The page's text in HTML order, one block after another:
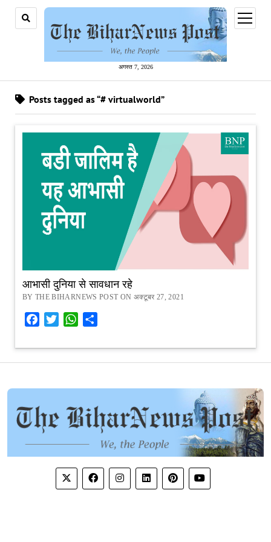
अगस्त 7, 2026
open
menu
Posts tagged as “# virtualworld”
आभासी दुनिया से सावधान रहे
BY THE BIHARNEWS POST ON अक्टूबर 27, 2021
Facebook
TwitterWhatsApp